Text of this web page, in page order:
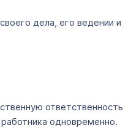
дела, его ведении и
ответственность
одновременно.